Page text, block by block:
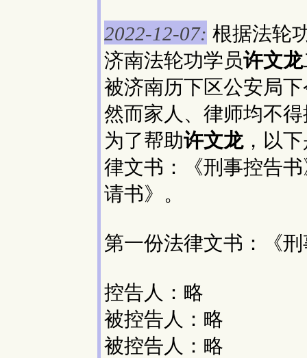
2022-12-07: 根据法轮
济南法轮功学员许文龙
被济南历下区公安局
然而家人、律师均不
为了帮助许文龙，以
律文书：《刑事控告
请书》。
第一份法律文书：《
控告人：略
被控告人：略
被控告人：略